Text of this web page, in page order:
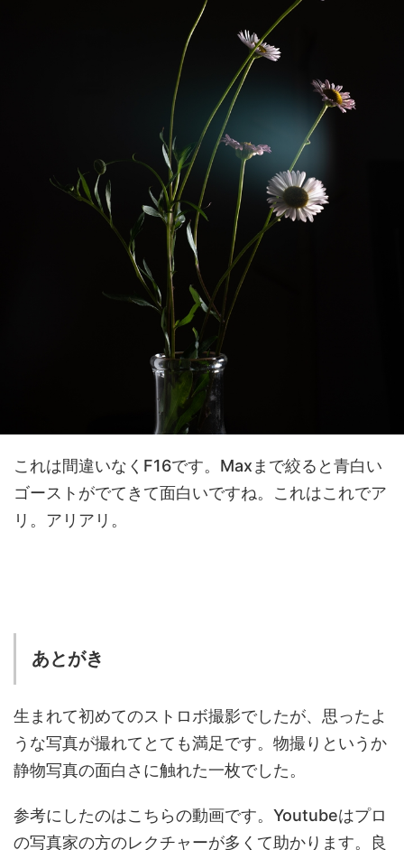
これは間違いなくF16です。Maxまで絞ると青白い
ゴーストがでてきて面白いですね。これはこれでア
リ。アリアリ。
あとがき
生まれて初めてのストロボ撮影でしたが、思ったよ
うな写真が撮れてとても満足です。物撮りというか
静物写真の面白さに触れた一枚でした。
参考にしたのはこちらの動画です。Youtubeはプロ
の写真家の方のレクチャーが多くて助かります。良